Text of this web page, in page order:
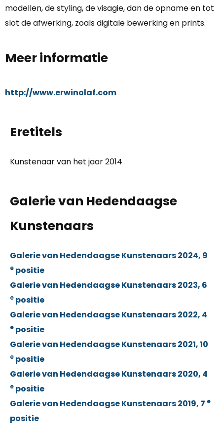
modellen, de styling, de visagie, dan de opname en tot
slot de afwerking, zoals digitale bewerking en prints.
Meer informatie
http://www.erwinolaf.com
Eretitels
Kunstenaar van het jaar 2014
Galerie van Hedendaagse
Kunstenaars
Galerie van Hedendaagse Kunstenaars 2024, 9
e positie
Galerie van Hedendaagse Kunstenaars 2023, 6
e positie
Galerie van Hedendaagse Kunstenaars 2022, 4
e positie
Galerie van Hedendaagse Kunstenaars 2021, 10
e positie
Galerie van Hedendaagse Kunstenaars 2020, 4
e positie
Galerie van Hedendaagse Kunstenaars 2019, 7 e
positie